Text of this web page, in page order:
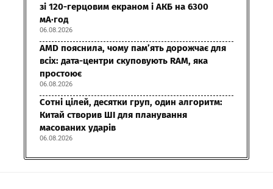
зі 120-герцовим екраном і АКБ на 6300
мА·год
06.08.2026
AMD пояснила, чому пам’ять дорожчає для
всіх: дата-центри скуповують RAM, яка
простоює
06.08.2026
Сотні цілей, десятки груп, один алгоритм:
Китай створив ШІ для планування
масованих ударів
06.08.2026